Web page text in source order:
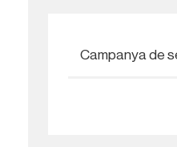
Campanya de